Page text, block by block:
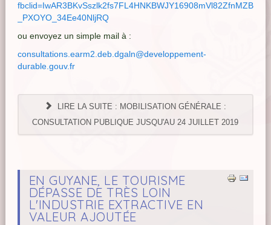
fbclid=IwAR3BKvSszlk2fs7FL4HNKBWJY16908mVl82ZfnMZB
_PXOYO_34Ee40NljRQ
ou envoyez un simple mail à :
consultations.earm2.deb.dgaln@developpement-
durable.gouv.fr
LIRE LA SUITE : MOBILISATION GÉNÉRALE :
CONSULTATION PUBLIQUE JUSQU'AU 24 JUILLET 2019
EN GUYANE, LE TOURISME
DÉPASSE DE TRÈS LOIN
L'INDUSTRIE EXTRACTIVE EN
VALEUR AJOUTÉE